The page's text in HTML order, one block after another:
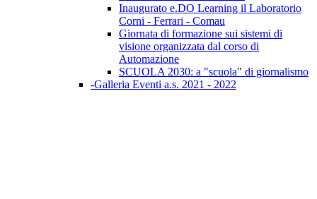
Inaugurato e.DO Learning il Laboratorio
Corni - Ferrari - Comau
Giornata di formazione sui sistemi di
visione organizzata dal corso di
Automazione
SCUOLA 2030: a "scuola" di giornalismo
-Galleria Eventi a.s. 2021 - 2022